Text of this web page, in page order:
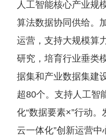
人工智能核心产业规
算法数据协同供给。
运营，支持大规模算
研究，培育行业垂类
据集和产业数据集建
超80个。支持人工智
化“数据要素×”行动。
云一体化”创新运营